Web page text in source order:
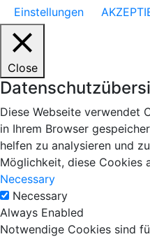
Einstellungen
Close
Diese Webseite verwendet
in Ihrem Browser
helfen zu analysieren und
Möglichkeit, diese Cookies
Necessary
Necessary
Always Enabled
Notwendige Cookies sind